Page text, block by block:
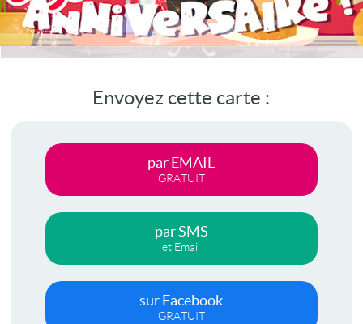
la
vidéo
Envoyez cette carte :
par EMAIL
GRATUIT
par SMS
et Email
sur Facebook
GRATUIT